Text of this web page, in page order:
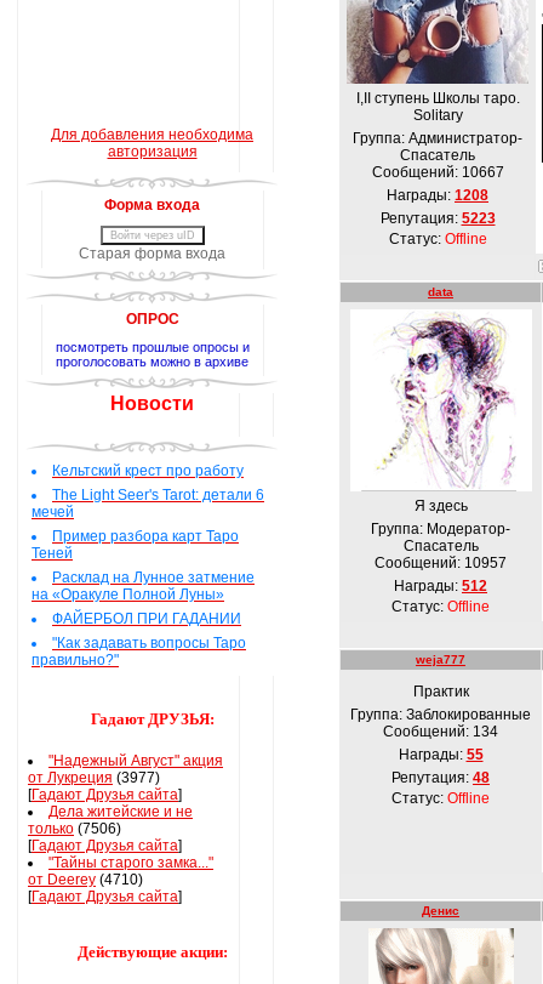
Для добавления необходима
авторизация
Форма входа
Войти через uID
Старая форма входа
ОПРОС
посмотреть прошлые опросы и
проголосовать можно в архиве
Новости
Кельтский крест про работу
The Light Seer's Tarot: детали 6
мечей
Пример разбора карт Таро
Теней
Расклад на Лунное затмение
на «Оракуле Полной Луны»
ФАЙЕРБОЛ ПРИ ГАДАНИИ
"Как задавать вопросы Таро
правильно?"
Гадают ДРУЗЬЯ:
"Надежный Август" акция
от Лукреция (3977)
[Гадают Друзья сайта]
Дела житейские и не
только (7506)
[Гадают Друзья сайта]
"Тайны старого замка..."
от Deerey (4710)
[Гадают Друзья сайта]
Действующие акции:
I,II ступень Школы таро.
Solitary
Группа: Администратор-
Спасатель
Сообщений: 10667
Награды: 1208
Репутация: 5223
Статус: Offline
data
Я здесь
Группа: Модератор-
Спасатель
Сообщений: 10957
Награды: 512
Статус: Offline
weja777
Практик
Группа: Заблокированные
Сообщений: 134
Награды: 55
Репутация: 48
Статус: Offline
Денис